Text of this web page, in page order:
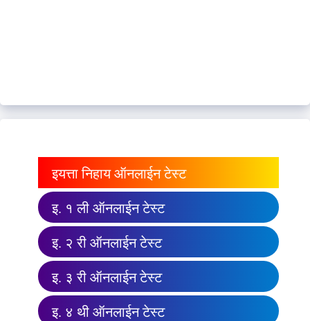
इयत्ता निहाय ऑनलाईन टेस्ट
इ. १ ली ऑनलाईन टेस्ट
इ. २ री ऑनलाईन टेस्ट
इ. ३ री ऑनलाईन टेस्ट
इ. ४ थी ऑनलाईन टेस्ट